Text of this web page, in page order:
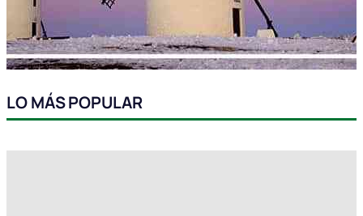
LO MÁS POPULAR